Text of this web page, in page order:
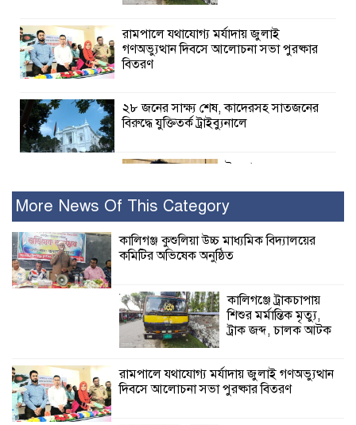
রামপালে যথাযোগ্য মর্যাদায় জুলাই
গণঅভ্যুত্থান দিবসে আলোচনা সভা পুরষ্কার
বিতরণ
২৮ জনের সাক্ষ্য শেষ, কাদেরসহ সাতজনের
বিরুদ্ধে যুক্তিতর্ক ট্রাইব্যুনালে
ইসলামের সবচেয়ে
নুর
পাঁচ মাসে সরকারের দোষ দিচ্ছেন, আপনারা
কালিগঞ্জে নিখোঁজ জেলের মরদেহ অবশেষে
মিলল ইছামতী নদীতে
শ্রীউলা ইউনিয়ন
More News Of This Category
কালিগঞ্জ কুশুলিয়া উচ্চ মাধ্যমিক বিদ্যালয়ের
কমিটির অভিষেক অনুষ্ঠিত
কালিগঞ্জে ট্রাকচাপায়
শিশুর মর্মান্তিক মৃত্যু,
ট্রাক জব্দ, চালক আটক
রামপালে যথাযোগ্য মর্যাদায় জুলাই গণঅভ্যুত্থান
দিবসে আলোচনা সভা পুরষ্কার বিতরণ